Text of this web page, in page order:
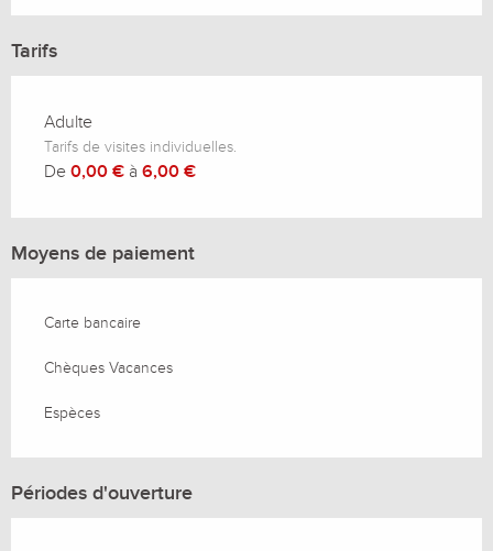
Tarifs
Adulte
Tarifs de visites individuelles.
De 0,00 € à 6,00 €
Moyens de paiement
Carte bancaire
Chèques Vacances
Espèces
Périodes d'ouverture